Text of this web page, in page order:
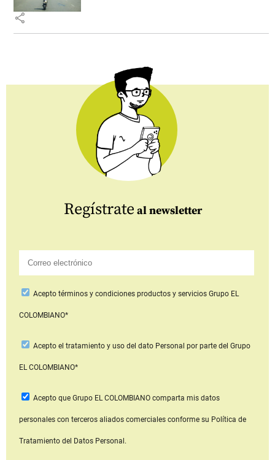
share
Regístrate al newsletter
Aceptotérminos y condiciones productos y serviciosGrupo EL
COLOMBIANO*
Acepto el tratamiento y uso del dato Personal por parte del Grupo
EL COLOMBIANO*
Acepto que Grupo EL COLOMBIANOcomparta mis datos
personales con terceros aliados comerciales conforme su Política de
Tratamiento del Datos Personal.